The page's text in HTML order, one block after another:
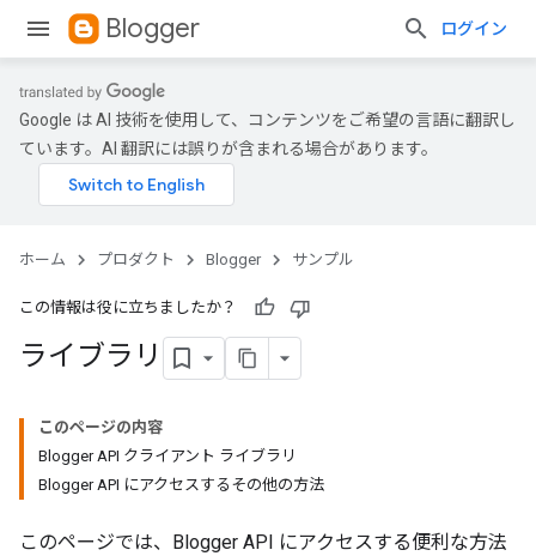
Blogger ログイン
Google は AI 技術を使用して、コンテンツをご希望の言語に翻訳し
ています。AI 翻訳には誤りが含まれる場合があります。
ホーム プロダクト Blogger サンプル
この情報は役に立ちましたか？
ライブラリ
このページの内容
Blogger API クライアント ライブラリ
Blogger API にアクセスするその他の方法
このページでは、Blogger API にアクセスする便利な方法